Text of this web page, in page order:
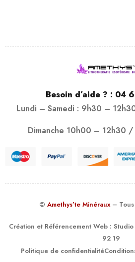
Besoin d’aide ? : 04
Lundi – Samedi : 9h30 –
Dimanche 10h00 – 12h30
© Amethys’te Minéraux –
Création et Référencement Web :
92 19
Politique de confidentialité